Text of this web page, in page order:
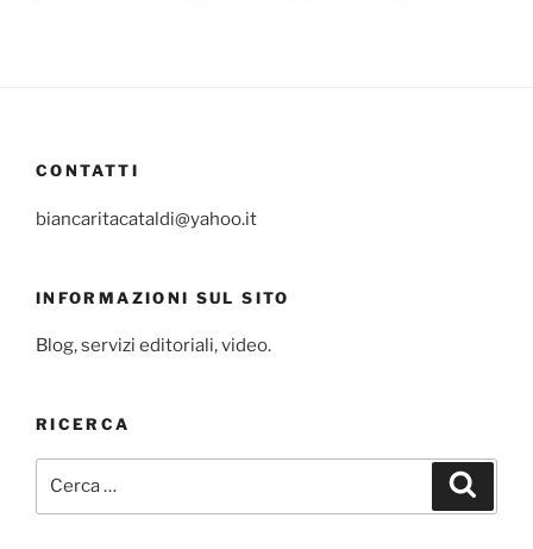
CONTATTI
biancaritacataldi@yahoo.it
INFORMAZIONI SUL SITO
Blog, servizi editoriali, video.
RICERCA